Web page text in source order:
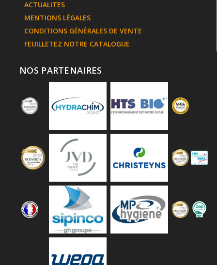
ACTUALITES
MENTIONS LÉGALES
CONDITIONS GÉNÉRALES DE VENTE
FEUILLETEZ NOTRE CATALOGUE
NOS PARTENAIRES